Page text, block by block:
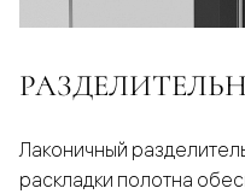
Лаконичный
раскладки полотна